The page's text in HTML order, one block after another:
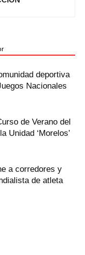
deportiva
Nacionales
de Verano del
Unidad ‘Morelos’
a corredores y
de atleta